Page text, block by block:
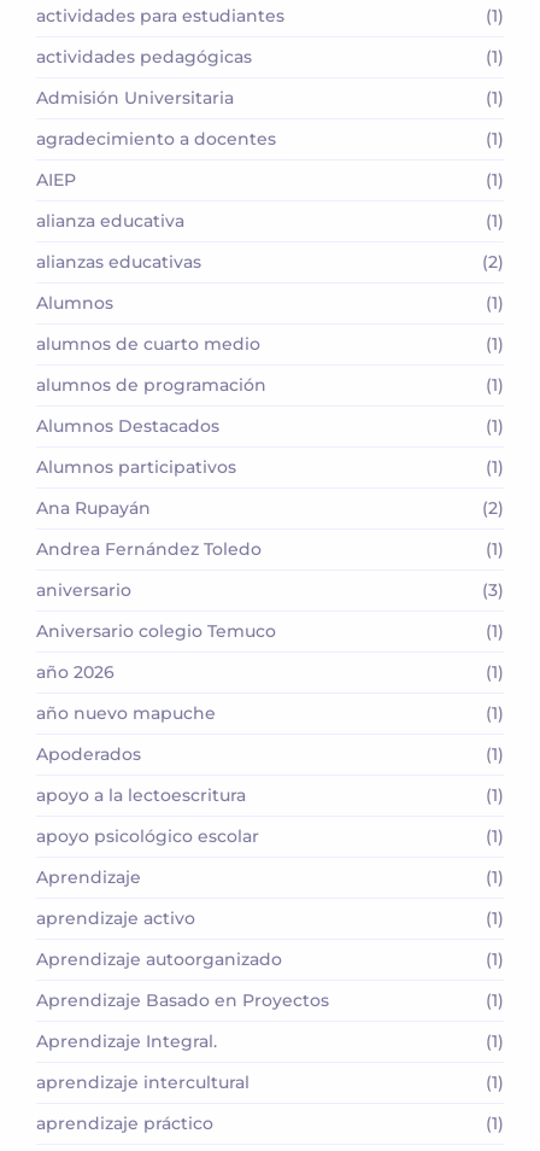
actividades para estudiantes
(1)
actividades pedagógicas
(1)
Admisión Universitaria
(1)
agradecimiento a docentes
(1)
AIEP
(1)
alianza educativa
(1)
alianzas educativas
(2)
Alumnos
(1)
alumnos de cuarto medio
(1)
alumnos de programación
(1)
Alumnos Destacados
(1)
Alumnos participativos
(1)
Ana Rupayán
(2)
Andrea Fernández Toledo
(1)
aniversario
(3)
Aniversario colegio Temuco
(1)
año 2026
(1)
año nuevo mapuche
(1)
Apoderados
(1)
apoyo a la lectoescritura
(1)
apoyo psicológico escolar
(1)
Aprendizaje
(1)
aprendizaje activo
(1)
Aprendizaje autoorganizado
(1)
Aprendizaje Basado en Proyectos
(1)
Aprendizaje Integral.
(1)
aprendizaje intercultural
(1)
aprendizaje práctico
(1)